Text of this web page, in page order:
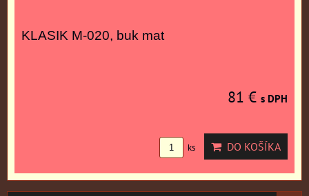
KLASIK M-020, buk mat
81 € s DPH
ks DO KOŠÍKA